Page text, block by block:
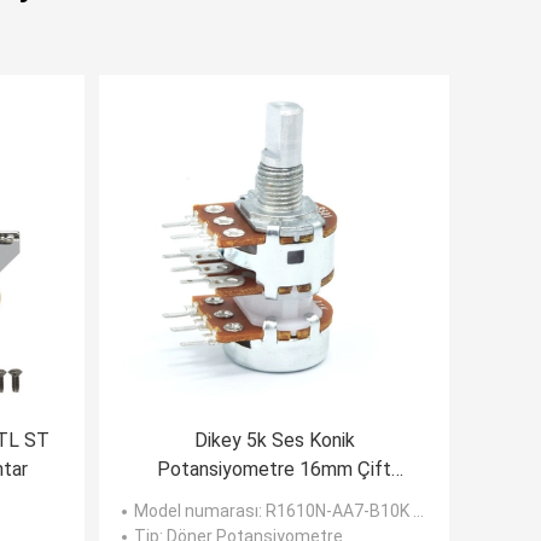
ST
Dikey 5k Ses Konik
Potansiyometre 16mm Çift
Çeteli Potansiyometre
Model numarası: R1610N-AA7-B10K çift bölmeli
Tip: Döner Potansiyometre